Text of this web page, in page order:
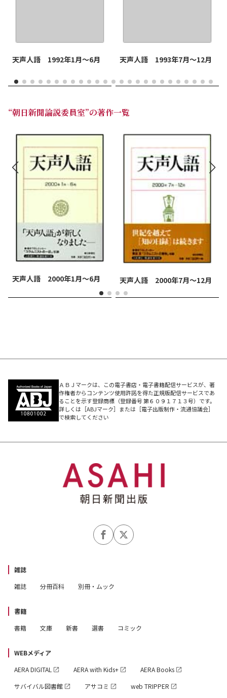
天声人語 1992年1月～6月 天声人語 1993年7月～12月
“朝日新聞論説委員室”の著作一覧
天声人語 2000年1月～6月 天声人語 2000年7月～12月
ＡＢＪマークは、この電子書店・電子書籍配信サービスが、著
作権者からコンテンツ使用許諾を得た正規版配信サービスであ
ることを示す登録商標（登録番号 第６０９１７１３号）です。
詳しくは［ABJマーク］または［電子出版制作・流通協議会］
で検索してください
雑誌
雑誌
分冊百科 別冊・ムック
書籍
書籍
文庫 新書 選書 コミック
WEBメディア
AERA DIGITAL
AERA with Kids+
AERA Books
サバイバル図書館
アサコミ
web TRIPPER